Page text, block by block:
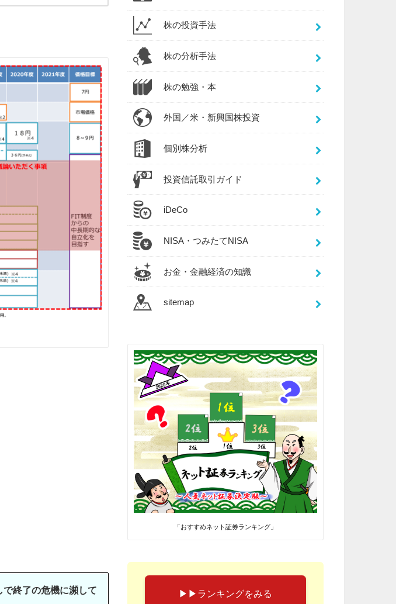
で終了の危機に瀕して
株の投資手法
株の分析手法
株の勉強・本
外国／米・新興国株投資
個別株分析
投資信託取引ガイド
iDeCo
NISA・つみたてNISA
お金・金融経済の知識
sitemap
「おすすめネット証券ランキング」
▶︎▶︎ランキングをみる